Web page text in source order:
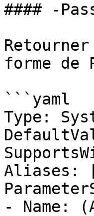
#### -
forme de
```yaml
Type:
Aliases:
- Name: